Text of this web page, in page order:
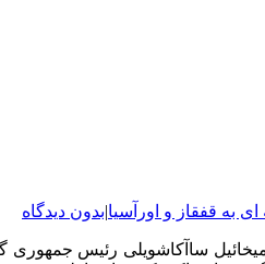
ای به قفقاز و اورآسیا|بدون دیدگاه